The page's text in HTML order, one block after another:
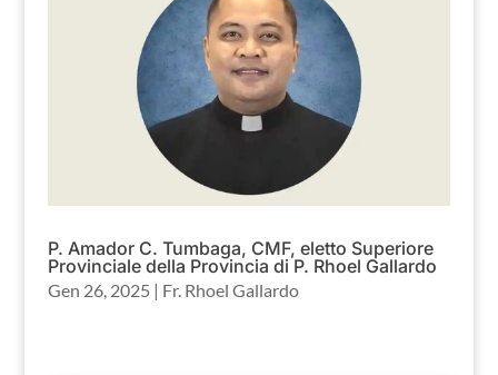
P. Amador C. Tumbaga, CMF, eletto Superiore
Provinciale della Provincia di P. Rhoel Gallardo
Gen 26, 2025 | Fr. Rhoel Gallardo